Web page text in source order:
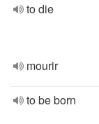
to die
mourir
to be born